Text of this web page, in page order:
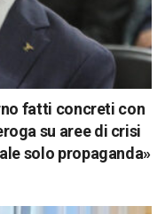
fatti concreti con
su aree di crisi
solo propaganda»